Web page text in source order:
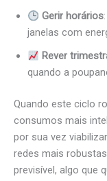
Gerir horários
janelas com
Rever
quando a
Quando este ciclo
consumos mais
por sua vez
redes mais
previsível, algo que